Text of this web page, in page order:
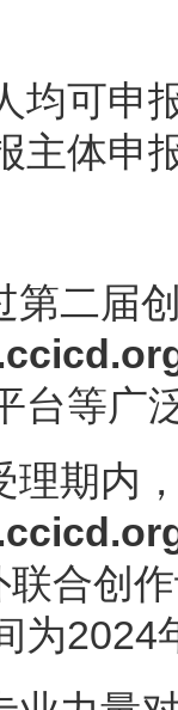
均可申
主体申
第二届
台等广
理期内
联合创
为2024